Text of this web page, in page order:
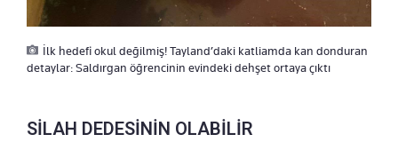
İlk hedefi okul değilmiş! Tayland’daki katliamda kan donduran
detaylar: Saldırgan öğrencinin evindeki dehşet ortaya çıktı
SİLAH DEDESİNİN OLABİLİR